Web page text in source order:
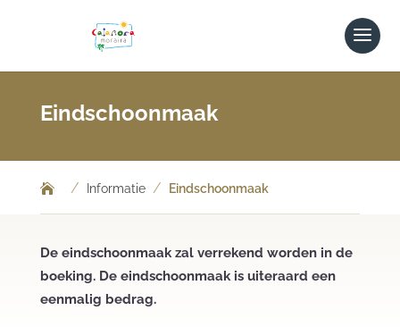
Eindschoonmaak
/ Informatie / Eindschoonmaak
De eindschoonmaak zal verrekend worden in de
boeking. De eindschoonmaak is uiteraard een
eenmalig bedrag.